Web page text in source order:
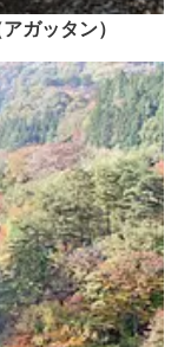
ガッタン）